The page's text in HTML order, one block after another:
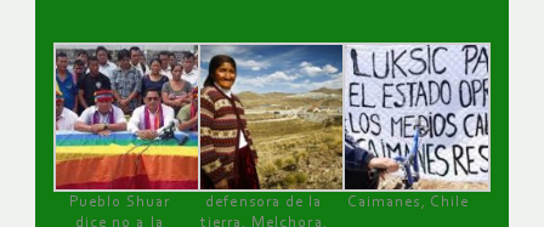
Pueblo Shuar
dice no a la
defensora de la
tierra, Melchora,
Caimanes, Chile